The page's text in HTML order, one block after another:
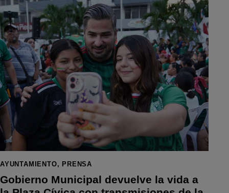
AYUNTAMIENTO, PRENSA
Gobierno Municipal devuelve la vida a